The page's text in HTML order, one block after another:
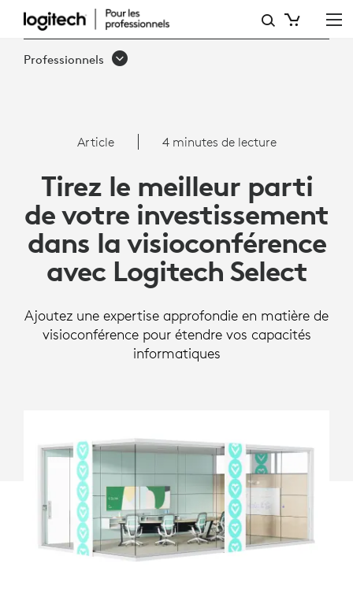
MAXIMISEZ
VOTRE
VISIOCONFÉRENCE
AVEC
LOGITECH
SELECT
Professionnels
Article 4 minutes de lecture
Tirez le meilleur parti
de votre investissement
dans la visioconférence
avec Logitech Select
Ajoutez une expertise approfondie en matière de
visioconférence pour étendre vos capacités
informatiques